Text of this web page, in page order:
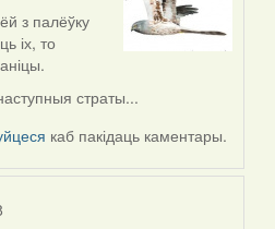
з палёўку
іх, то
страты...
каб пакідаць каментары.